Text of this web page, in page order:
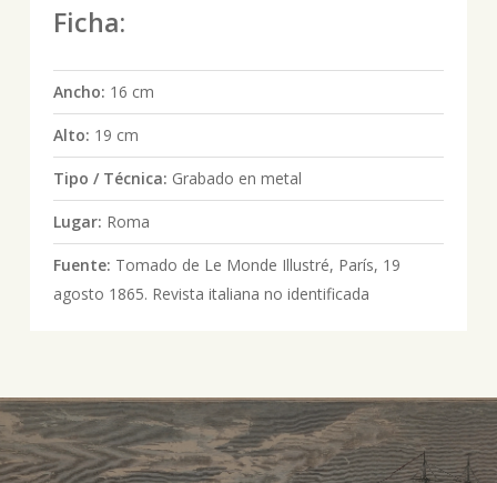
Ficha:
Ancho: 16 cm
Alto: 19 cm
Tipo / Técnica: Grabado en metal
Lugar: Roma
Fuente: Tomado de Le Monde Illustré, París, 19
agosto 1865. Revista italiana no identificada